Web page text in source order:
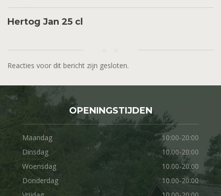
Hertog Jan 25 cl
Reacties voor dit bericht zijn gesloten.
OPENINGSTIJDEN
Maandag
10:00-20:00
Dinsdag
10.00-20:00
Woensdag
10.00-20:00
Donderdag
10.00-20:00